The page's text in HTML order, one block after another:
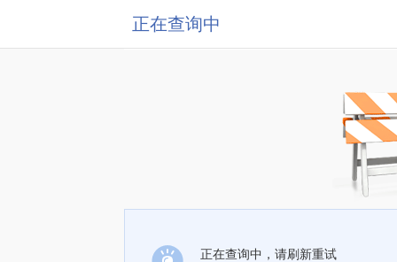
正在查询中
正在查询中，请刷新重试